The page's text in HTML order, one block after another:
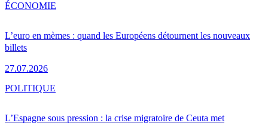
L’euro en mèmes : quand les Européens détournent les nouveaux
billets
27.07.2026
ÉCONOMIE
L’Espagne sous pression : la crise migratoire de Ceuta met
POLITIQUE